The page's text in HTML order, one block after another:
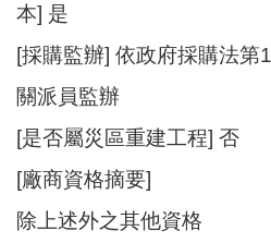
本] 是
[採購監辦] 依政府採購法第
關派員監辦
[是否屬災區重建工程] 否
[廠商資格摘要]
除上述外之其他資格